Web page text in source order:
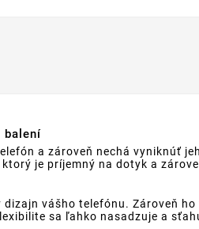
balení
a zároveň nechá vyniknúť
je príjemný na dotyk a
vášho telefónu. Zároveň
sa ľahko nasadzuje a